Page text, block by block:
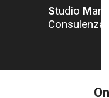
Studio M
Consulenza